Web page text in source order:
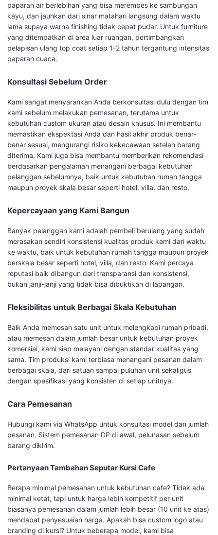
paparan air berlebihan yang bisa merembes ke sambungan
kayu, dan jauhkan dari sinar matahari langsung dalam waktu
lama supaya warna finishing tidak cepat pudar. Untuk furniture
yang ditempatkan di area luar ruangan, pertimbangkan
pelapisan ulang top coat setiap 1-2 tahun tergantung intensitas
paparan cuaca.
Konsultasi Sebelum Order
Kami sangat menyarankan Anda berkonsultasi dulu dengan tim
kami sebelum melakukan pemesanan, terutama untuk
kebutuhan custom ukuran atau desain khusus. Ini membantu
memastikan ekspektasi Anda dan hasil akhir produk benar-
benar sesuai, mengurangi risiko kekecewaan setelah barang
diterima. Kami juga bisa membantu memberikan rekomendasi
berdasarkan pengalaman menangani berbagai kebutuhan
pelanggan sebelumnya, baik untuk kebutuhan rumah tangga
maupun proyek skala besar seperti hotel, villa, dan resto.
Kepercayaan yang Kami Bangun
Banyak pelanggan kami adalah pembeli berulang yang sudah
merasakan sendiri konsistensi kualitas produk kami dari waktu
ke waktu, baik untuk kebutuhan rumah tangga maupun proyek
berskala besar seperti hotel, villa, dan resto. Kami percaya
reputasi baik dibangun dari transparansi dan konsistensi,
bukan janji-janji yang tidak bisa dibuktikan di lapangan.
Fleksibilitas untuk Berbagai Skala Kebutuhan
Baik Anda memesan satu unit untuk melengkapi rumah pribadi,
atau memesan dalam jumlah besar untuk kebutuhan proyek
komersial, kami siap melayani dengan standar kualitas yang
sama. Tim produksi kami terbiasa menangani pesanan dalam
berbagai skala, dari satuan sampai puluhan unit sekaligus
dengan spesifikasi yang konsisten di setiap unitnya.
Cara Pemesanan
Hubungi kami via WhatsApp untuk konsultasi model dan jumlah
pesanan. Sistem pemesanan DP di awal, pelunasan sebelum
barang dikirim.
Pertanyaan Tambahan Seputar Kursi Cafe
Berapa minimal pemesanan untuk kebutuhan cafe? Tidak ada
minimal ketat, tapi untuk harga lebih kompetitif per unit
biasanya pemesanan dalam jumlah lebih besar (10 unit ke atas)
mendapat penyesuaian harga. Apakah bisa custom logo atau
branding di kursi? Untuk beberapa model, kami bisa